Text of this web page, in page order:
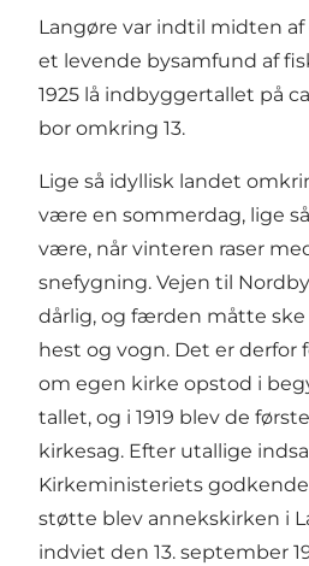
Langøre var indtil midten
et levende bysamfund af
1925 lå indbyggertallet på
bor omkring 13.
Lige så idyllisk landet
være en sommerdag, lige
være, når vinteren raser
snefygning. Vejen til
dårlig, og færden måtte ske
hest og vogn. Det er derfor
om egen kirke opstod i
tallet, og i 1919 blev de
kirkesag. Efter utallige
Kirkeministeriets
støtte blev annekskirken i
indviet den 13. september